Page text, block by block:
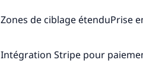
Zones de ciblage étenduPrise
Intégration Stripe pour